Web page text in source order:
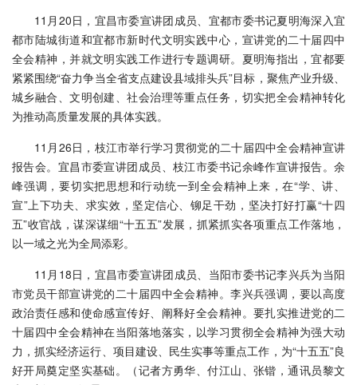
11月20日，宜昌市委宣讲团成员、宜都市委书记夏明海深入宜
都市陆城街道和宜都市新时代文明实践中心，宣讲党的二十届四中
全会精神，并就文明实践工作进行专题调研。夏明海指出，宜都要
紧紧围绕“奋力争当全省支点建设县域排头兵”目标，聚焦产业升级、
城乡融合、文明创建、社会治理等重点任务，切实把全会精神转化
为推动高质量发展的具体实践。
11月26日，枝江市举行学习贯彻党的二十届四中全会精神宣讲
报告会。宜昌市委宣讲团成员、枝江市委书记余峰作宣讲报告。余
峰强调，要切实把思想和行动统一到全会精神上来，在“学、讲、
宣”上下功夫、求实效，坚定信心、铆足干劲，坚决打好打赢“十四
五”收官战，谋深谋细“十五五”发展，抓紧抓实各项重点工作落地，
以一域之光为全局添彩。
11月18日，宜昌市委宣讲团成员、当阳市委书记李兴兵为当阳
市党员干部宣讲党的二十届四中全会精神。李兴兵强调，要以高度
政治责任感和使命感宣传好、阐释好全会精神。要扎实推进党的二
十届四中全会精神在当阳落地落实，以学习贯彻全会精神为强大动
力，抓实经济运行、项目建设、民生实事等重点工作，为“十五五”良
好开局奠定坚实基础。（记者方勇华、付江山、张锴，通讯员黎文